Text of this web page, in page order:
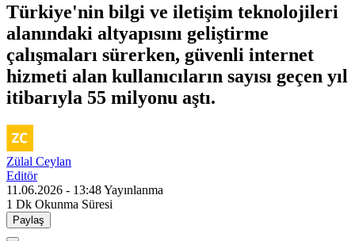
Türkiye'nin bilgi ve iletişim teknolojileri
alanındaki altyapısını geliştirme
çalışmaları sürerken, güvenli internet
hizmeti alan kullanıcıların sayısı geçen yıl
itibarıyla 55 milyonu aştı.
Zülal Ceylan
Editör
11.06.2026 - 13:48Yayınlanma
1 Dk Okunma Süresi
Paylaş